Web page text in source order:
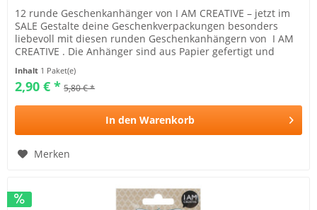
12 runde Geschenkanhänger von I AM CREATIVE – jetzt im
SALE Gestalte deine Geschenkverpackungen besonders
liebevoll mit diesen runden Geschenkanhängern von I AM
CREATIVE . Die Anhänger sind aus Papier gefertigt und
Inhalt 1 Paket(e)
2,90 € * 5,80 € *
In den Warenkorb
Merken